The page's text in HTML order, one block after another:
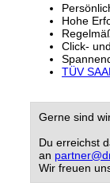
Hohe
Click-
TÜV
Gerne sind
Du erreichst
an
Wir freuen